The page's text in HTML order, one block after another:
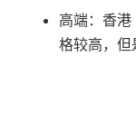
高端：香
格较高，但